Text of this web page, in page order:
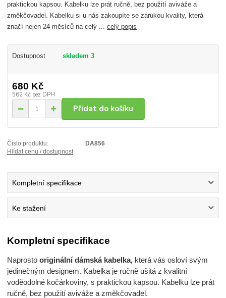
praktickou kapsou. Kabelku lze prát ručně, bez použití aviváže a
změkčovadel. Kabelku si u nás zakoupíte se zárukou kvality, která
značí nejen 24 měsíců na celý ...celý popis
Dostupnost skladem 3
680 Kč
562 Kč bez DPH
Přidat do košíku
Číslo produktu:
DA856
Hlídat cenu / dostupnost
Kompletní specifikace
Ke stažení
Kompletní specifikace
Naprostooriginální dámská kabelka, která vás osloví svým
jedinečným designem. Kabelka je ručně ušitá z kvalitní
voděodolné kočárkoviny, s praktickou kapsou. Kabelku lze prát
ručně, bez použití aviváže a změkčovadel.